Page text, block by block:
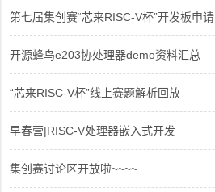
第七届集创赛“芯来RISC-V杯”开发板申请
开源蜂鸟e203协处理器demo资料汇总
“芯来RISC-V杯”线上赛题解析回放
早春营|RISC-V处理器嵌入式开发
集创赛讨论区开放啦~~~~